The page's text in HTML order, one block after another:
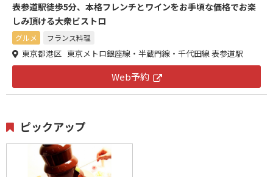
表参道駅徒歩5分、本格フレンチとワインをお手頃な価格でお楽
しみ頂ける大衆ビストロ
グルメ フランス料理
東京都港区 東京メトロ銀座線・半蔵門線・千代田線 表参道駅
Web予約
ピックアップ